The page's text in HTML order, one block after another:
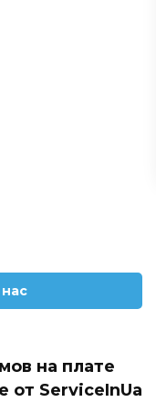
на плате
от ServiceInUa